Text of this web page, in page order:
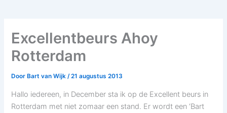
Excellentbeurs Ahoy
Rotterdam
Door Bart van Wijk/21 augustus 2013
Hallo iedereen, in December sta ik op de Excellent beurs in
Rotterdam met niet zomaar een stand. Er wordt een ‘Bart